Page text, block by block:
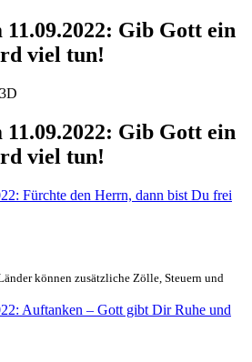
Gib Gott ein
viel tun!
Gib Gott ein
viel tun!
Fürchte den Herrn, dann bist Du frei
können zusätzliche Zölle, Steuern und
Auftanken – Gott gibt Dir Ruhe und